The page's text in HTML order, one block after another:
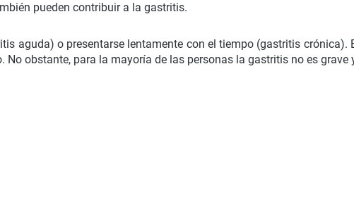
pueden contribuir a la gastritis.
aguda) o presentarse lentamente con el tiempo (gastritis
No obstante, para la mayoría de las personas la gastritis no es